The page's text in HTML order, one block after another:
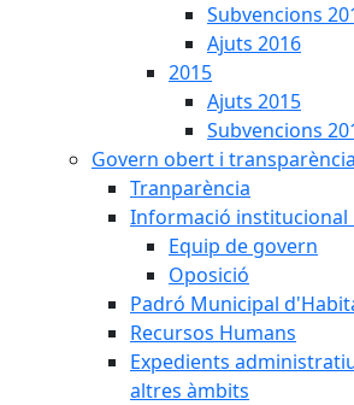
Subvencions
Ajuts 2016
2015
Ajuts 2015
Subvencions
Govern obert i transparència
Tranparència
Informació institucional
Equip de govern
Oposició
Padró Municipal
Recursos Humans
Expedients
altres àmbits